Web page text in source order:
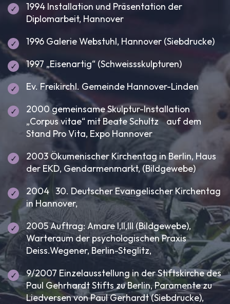
1994 Installation und Präsentation der
Diplomarbeit, Hannover
1996 Galerie Webstuhl, Hannover (Siebdrucke)
1997 „Eisenartig“ (Schweissskulpturen)
Ev. Freikirchl. Gemeinde Hannover-Linden
2000 gemeinsame Skulptur-Installation
„Corpus vitae“ mit Beate Schultz auf dem
Stand Pro Vita, Expo Hannover
2003 Ökumenischer Kirchentag in Berlin, Haus
der EKD, Gendarmenmarkt, (Bildgewebe)
2004 30. Deutscher Evangelischer Kirchentag
in Hannover,
2005 Auftrag: Amare I,II,III (Bildgewebe),
Warteraum der psychologischen Praxis
Deiss.Wegener, Berlin-Steglitz,
9/2007 Einzelausstellung in der Stiftskirche des
Paul Gehrhardt Stifts zu Berlin, Paramente zu
Liedversen von Paul Gerhardt (Siebdrucke),